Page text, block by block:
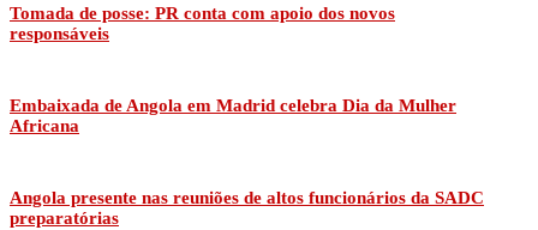
Tomada de posse: PR conta com apoio dos novos
responsáveis
Embaixada de Angola em Madrid celebra Dia da Mulher
Africana
Angola presente nas reuniões de altos funcionários da SADC
preparatórias